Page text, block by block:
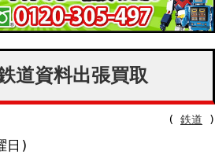
道資料出張買取
( 鉄道 )
日)